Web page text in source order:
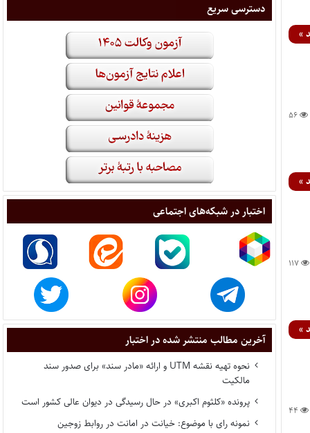
»
۵۶
»
۱۱۷
»
۴۴
دسترسی سریع
اختبار در شبکه‌های اجتماعی
آخرین مطالب منتشر شده در اختبار
نحوه تهیه نقشه UTM و ارائه «مادر سند» برای صدور سند
مالکیت
پرونده «کلثوم اکبری» در حال رسیدگی در دیوان عالی کشور است
نمونه رای با موضوع: خیانت در امانت در روابط زوجین